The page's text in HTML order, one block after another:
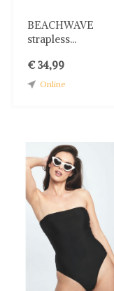
BEACHWAVE
strapless...
€ 34,99
Online